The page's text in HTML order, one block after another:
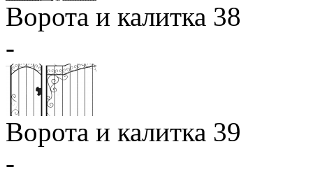
Ворота и калитка 38
-
Ворота и калитка 39
-